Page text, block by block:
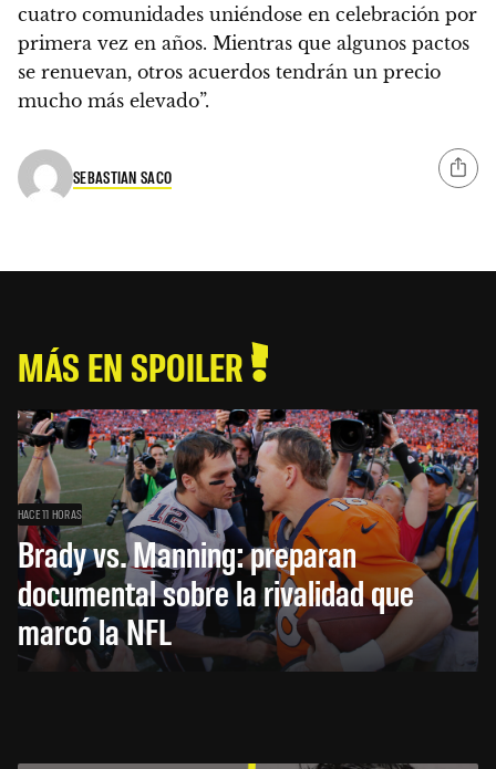
cuatro comunidades uniéndose en celebración por
primera vez en años. Mientras que algunos pactos
se renuevan, otros acuerdos tendrán un precio
mucho más elevado”.
SEBASTIAN SACO
MÁS EN SPOILER
HACE 11 HORAS
Brady vs. Manning: preparan
documental sobre la rivalidad que
marcó la NFL